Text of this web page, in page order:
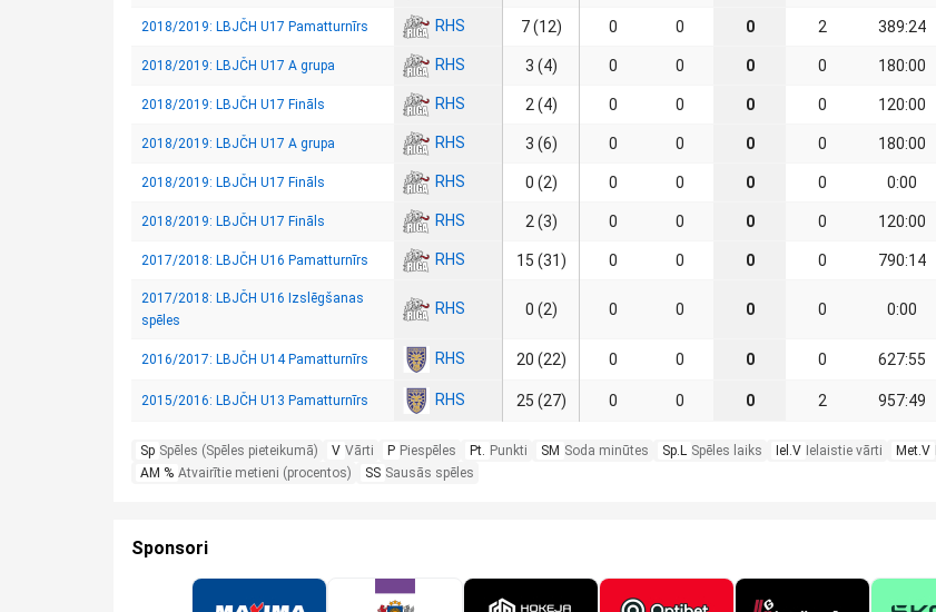
2018/2019: LBJČH U17 Pamatturnīrs RHS 7 (12) 0 0 0 2 389:24
2018/2019: LBJČH U17 A grupa RHS 3 (4) 0 0 0 0 180:00
2018/2019: LBJČH U17 Fināls RHS 2 (4) 0 0 0 0 120:00
2018/2019: LBJČH U17 A grupa RHS 3 (6) 0 0 0 0 180:00
2018/2019: LBJČH U17 Fināls RHS 0 (2) 0 0 0 0 0:00
2018/2019: LBJČH U17 Fināls RHS 2 (3) 0 0 0 0 120:00
2017/2018: LBJČH U16 Pamatturnīrs RHS 15 (31) 0 0 0 0 790:14
2017/2018: LBJČH U16 Izslēgšanas
spēles
RHS 0 (2) 0 0 0 0 0:00
2016/2017: LBJČH U14 Pamatturnīrs RHS 20 (22) 0 0 0 0 627:55
2015/2016: LBJČH U13 Pamatturnīrs RHS 25 (27) 0 0 0 2 957:49
Sp Spēles (Spēles pieteikumā) V Vārti P Piespēles Pt. Punkti SM Soda minūtes Sp.L Spēles laiks Iel.V Ielaistie vārti Met.V
AM % Atvairītie metieni (procentos) SS Sausās spēles
Sponsori